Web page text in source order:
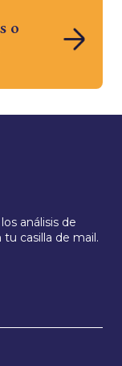
o
análisis de
casilla de mail.